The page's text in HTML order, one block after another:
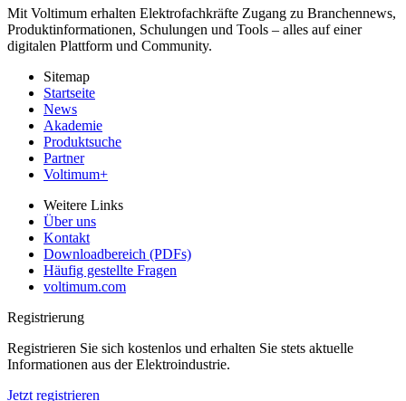
Mit Voltimum erhalten Elektrofachkräfte Zugang zu Branchennews,
Produktinformationen, Schulungen und Tools – alles auf einer
digitalen Plattform und Community.
Sitemap
Startseite
News
Akademie
Produktsuche
Partner
Voltimum+
Weitere Links
Über uns
Kontakt
Downloadbereich (PDFs)
Häufig gestellte Fragen
voltimum.com
Registrierung
Registrieren Sie sich kostenlos und erhalten Sie stets aktuelle
Informationen aus der Elektroindustrie.
Jetzt registrieren